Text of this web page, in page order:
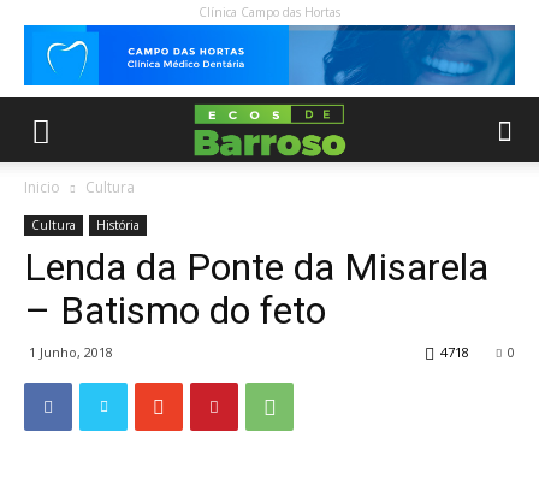
Clínica Campo das Hortas
Inicio Cultura
Cultura História
Lenda da Ponte da Misarela
– Batismo do feto
1 Junho, 2018 0
4718